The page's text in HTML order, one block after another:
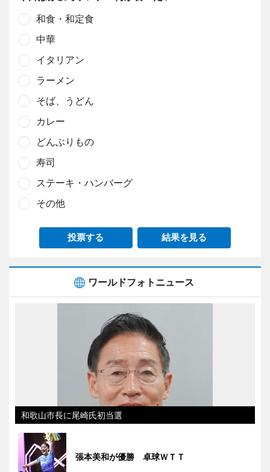
和食・和定食
中華
イタリアン
ラーメン
そば、うどん
カレー
どんぶりもの
寿司
ステーキ・ハンバーグ
その他
投票する 結果を見る
ワールドフォトニュース
和歌山市長に尾崎氏初当選
張本美和が優勝 卓球ＷＴＴ